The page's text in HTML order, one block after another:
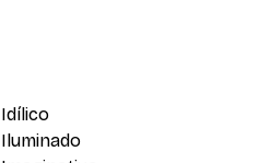
Idílico
Iluminado